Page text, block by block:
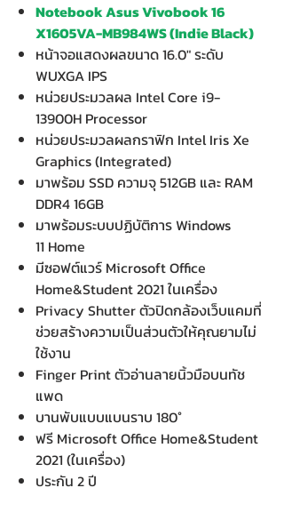
Notebook Asus Vivobook 16
X1605VA-MB984WS (Indie Black)
หน้าจอแสดงผลขนาด 16.0" ระดับ
WUXGA IPS
หน่วยประมวลผล Intel Core i9-
13900H Processor
หน่วยประมวลผลกราฟิก Intel Iris Xe
Graphics (Integrated)
มาพร้อม SSD ความจุ 512GB และ RAM
DDR4 16GB
มาพร้อมระบบปฏิบัติการ Windows
11 Home
มีซอฟต์แวร์ Microsoft Office
Home&Student 2021 ในเครื่อง
Privacy Shutter ตัวปิดกล้องเว็บแคมที่
ช่วยสร้างความเป็นส่วนตัวให้คุณยามไม่
ใช้งาน
Finger Print ตัวอ่านลายนิ้วมือบนทัช
แพด
บานพับแบบแบนราบ 180°
ฟรี Microsoft Office Home&Student
2021 (ในเครื่อง)
ประกัน 2 ปี